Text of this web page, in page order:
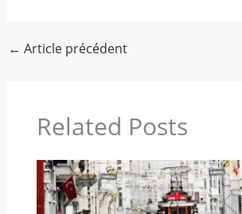
← Article précédent
Related Posts